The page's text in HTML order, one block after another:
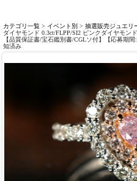
カテゴリ一覧 > イベント別 > 抽選販売ジュエリ
ダイヤモンド 0.3ct/FLPP/SI2 ピンクダイヤモン
【品質保証書/宝石鑑別書/CGLソ付】【応募期
知済み